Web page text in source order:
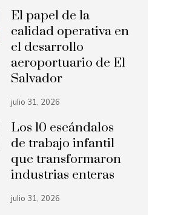
El papel de la
calidad operativa en
el desarrollo
aeroportuario de El
Salvador
julio 31, 2026
Los 10 escándalos
de trabajo infantil
que transformaron
industrias enteras
julio 31, 2026